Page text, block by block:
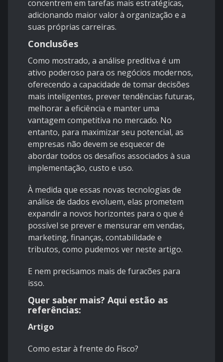
concentrem em tarefas mais estratégicas,
adicionando maior valor à organização e a
suas próprias carreiras.
Conclusões
Como mostrado, a análise preditiva é um
ativo poderoso para os negócios modernos,
oferecendo a capacidade de tomar decisões
mais inteligentes, prever tendências futuras,
melhorar a eficiência e manter uma
vantagem competitiva no mercado. No
entanto, para maximizar seu potencial, as
empresas não devem se esquecer de
abordar todos os desafios associados à sua
implementação, custo e uso.
À medida que essas novas tecnologias de
análise de dados evoluem, elas prometem
expandir a novos horizontes para o que é
possível se prever e mensurar em vendas,
marketing, finanças, contabilidade e
tributos, como pudemos ver neste artigo.
E nem precisamos mais de furacões para
isso.
Quer saber mais? Aqui estão as
referências:
Artigo
Como estar à frente do Fisco?